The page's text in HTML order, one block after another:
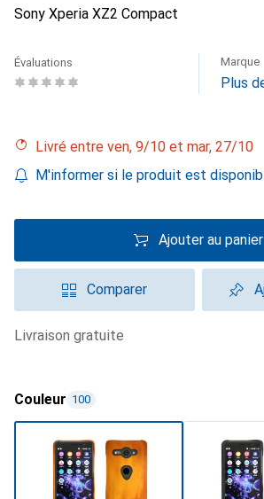
Sony Xperia XZ2 Compact
Évaluations Marque
Plus
Livré entre ven, 9/10 et mar, 27/10
M'informer si le produit est
Ajouter au panier
Comparer
livraison gratuite
Couleur 100